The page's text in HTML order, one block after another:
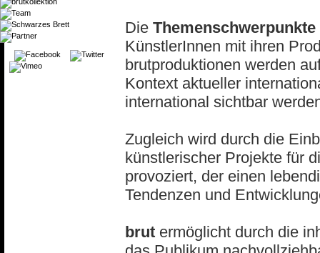
Die Themenschwerpunkte
KünstlerInnen mit ihren
brutproduktionen werden
Kontext aktueller
international sichtbar
Zugleich wird durch die
künstlerischer Projekte für
provoziert, der einen
Tendenzen und
brut ermöglicht durch die